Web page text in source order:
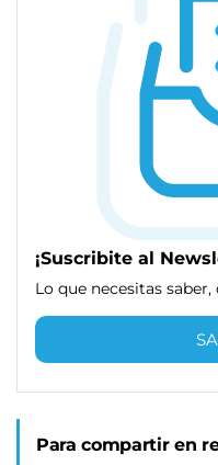
¡Suscribite al
Lo que necesitas
Para compartir en